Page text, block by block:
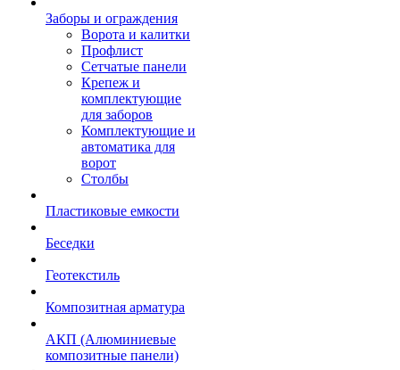
Заборы и ограждения
Ворота и калитки
Профлист
Сетчатые панели
Крепеж и
комплектующие
для заборов
Комплектующие и
автоматика для
ворот
Столбы
Пластиковые емкости
Беседки
Геотекстиль
Композитная арматура
АКП (Алюминиевые
композитные панели)